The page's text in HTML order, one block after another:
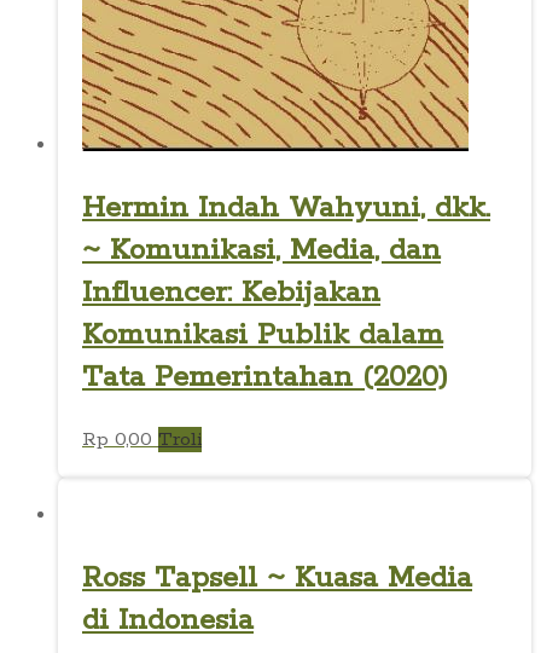
Hermin Indah Wahyuni, dkk.
~ Komunikasi, Media, dan
Influencer: Kebijakan
Komunikasi Publik dalam
Tata Pemerintahan (2020)
Rp0,00 Troli
Ross Tapsell ~ Kuasa Media
di Indonesia